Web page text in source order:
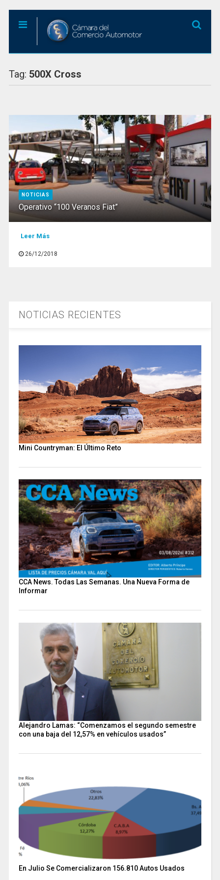
Tag: 500X Cross
NOTICIAS
Operativo “100 Veranos Fiat”
Leer Más
26/12/2018
NOTICIAS RECIENTES
Mini Countryman: El Último Reto
CCA News. Todas Las Semanas. Una Nueva Forma de
Informar
Alejandro Lamas: “Comenzamos el segundo semestre
con una baja del 12,57% en vehículos usados”
En Julio Se Comercializaron 156.810 Autos Usados